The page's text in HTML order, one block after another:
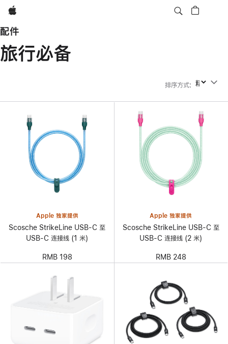
Apple
配件
旅行必备
排序方式: 排序方式
Apple 独家提供
Scosche StrikeLine USB-C 至
USB-C 连接线 (1 米)
RMB 198
Apple 独家提供
Scosche StrikeLine USB-C 至
USB-C 连接线 (2 米)
RMB 248